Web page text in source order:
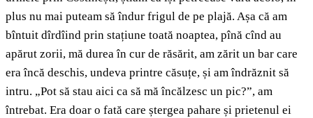
plus nu mai puteam să îndur frigul de pe plajă. Așa că am
bîntuit dîrdîind prin stațiune toată noaptea, pînă cînd au
apărut zorii, mă durea în cur de răsărit, am zărit un bar care
era încă deschis, undeva printre căsuțe, și am îndrăznit să
intru. „Pot să stau aici ca să mă încălzesc un pic?”, am
întrebat. Era doar o fată care ștergea pahare și prietenul ei